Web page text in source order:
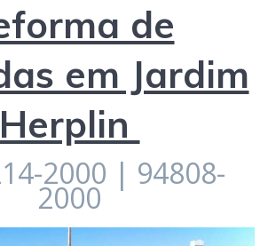
de
em Jardim
Herplin
2000 | 94808-
2000